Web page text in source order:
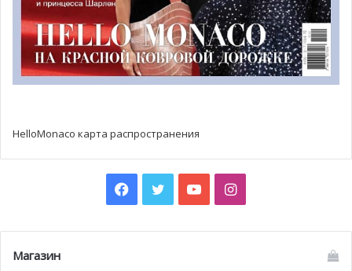
HelloMonaco карта распространения
Facebook
TwitterYouTubeInstagram
Магазин